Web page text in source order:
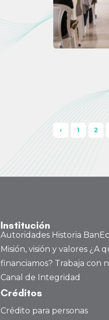
‹
Pre
viou
s
1 2
Institución
Autoridades Historia
Misión, visión y valores ¿A
financiamos? Trabaja con
Canal de Integridad
Créditos
Crédito para personas